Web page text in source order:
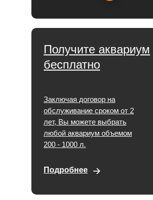
Получите аквариум
бесплатно
Заключая договор на
обслуживание сроком от 2
лет, Вы можете выбрать
любой аквариум объемом
200 - 1000 л.
Подробнее